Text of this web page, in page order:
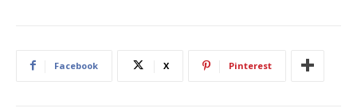
Facebook X Pinterest